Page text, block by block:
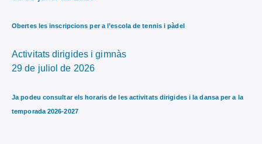
Obertes les inscripcions per a l’escola de tennis i pàdel
Activitats dirigides i gimnàs
29 de juliol de 2026
Ja podeu consultar els horaris de les activitats dirigides i la dansa per a la
temporada 2026-2027